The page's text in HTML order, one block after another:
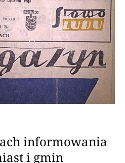
informowania
i gmin